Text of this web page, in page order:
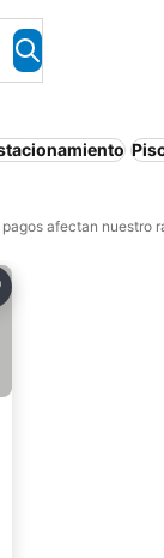
afectan nuestro
a favoritos